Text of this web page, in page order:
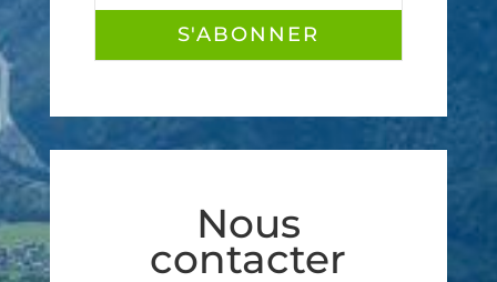
S'ABONNER
Nous
contacter